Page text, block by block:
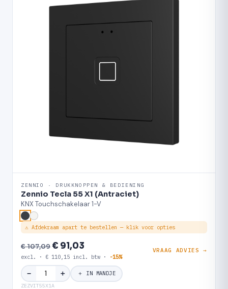
ZENNIO · DRUKKNOPPEN & BEDIENING
Zennio Tecla 55 X1 (Antraciet)
KNX Touchschakelaar 1-V
⚠ Afdekraam apart te bestellen — klik voor opties
€ 107,09€ 91,03
excl. · € 110,15 incl. btw · -15%
VRAAG ADVIES →
− ＋ ＋ IN MANDJE
ZEZVIT55X1A